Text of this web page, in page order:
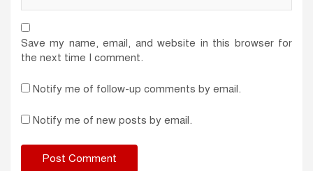
Save my name, email, and website in this browser for
the next time I comment.
Notify me of follow-up comments by email.
Notify me of new posts by email.